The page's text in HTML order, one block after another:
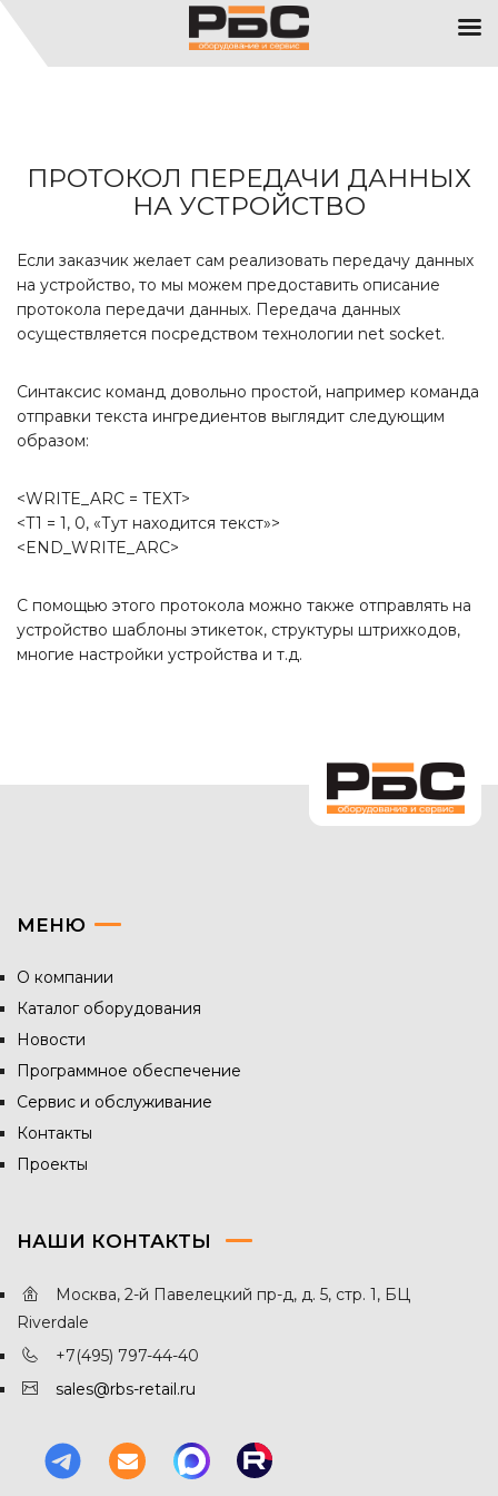
ПРОТОКОЛ ПЕРЕДАЧИ ДАННЫХ
НА УСТРОЙСТВО
Если заказчик желает сам реализовать передачу данных
на устройство, то мы можем предоставить описание
протокола передачи данных. Передача данных
осуществляется посредством технологии net socket.
Синтаксис команд довольно простой, например команда
отправки текста ингредиентов выглядит следующим
образом:
<WRITE_ARC = TEXT>
<T1 = 1, 0, «Тут находится текст»>
<END_WRITE_ARC>
С помощью этого протокола можно также отправлять на
устройство шаблоны этикеток, структуры штрихкодов,
многие настройки устройства и т.д.
МЕНЮ
О компании
Каталог оборудования
Новости
Программное обеспечение
Сервис и обслуживание
Контакты
Проекты
НАШИ КОНТАКТЫ
Москва, 2-й Павелецкий пр-д, д. 5, стр. 1, БЦ
Riverdale
+7(495) 797-44-40
sales@rbs-retail.ru